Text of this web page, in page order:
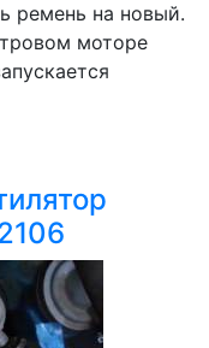
ремень на новый.
моторе